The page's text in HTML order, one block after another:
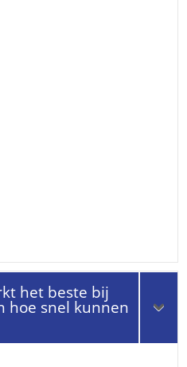
het beste bij
hoe snel kunnen